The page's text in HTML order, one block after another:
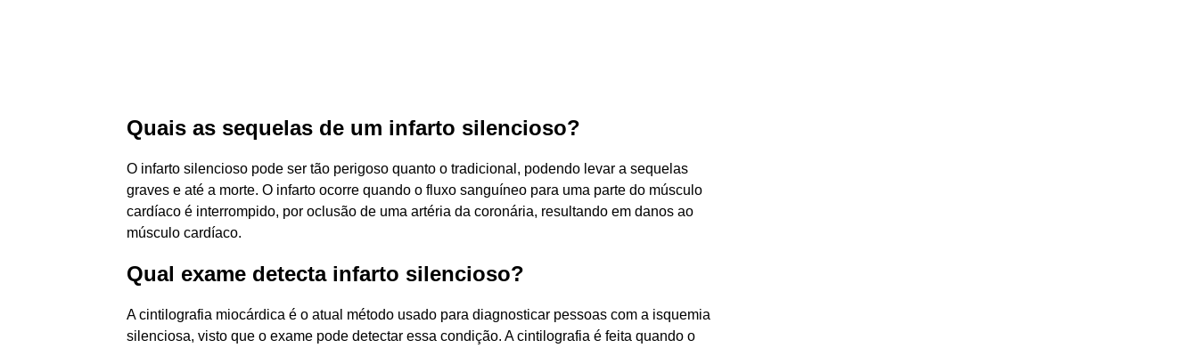
Quais as sequelas de um infarto silencioso?
O infarto silencioso pode ser tão perigoso quanto o tradicional, podendo levar a sequelas
graves e até a morte. O infarto ocorre quando o fluxo sanguíneo para uma parte do músculo
cardíaco é interrompido, por oclusão de uma artéria da coronária, resultando em danos ao
músculo cardíaco.
Qual exame detecta infarto silencioso?
A cintilografia miocárdica é o atual método usado para diagnosticar pessoas com a isquemia
silenciosa, visto que o exame pode detectar essa condição. A cintilografia é feita quando o